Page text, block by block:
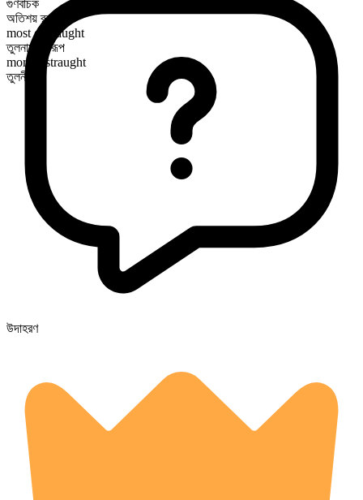
গুণবাচক
অতিশয় রূপ
most distraught
তুলনামূলক রূপ
more distraught
তুলনীয়
উদাহরণ